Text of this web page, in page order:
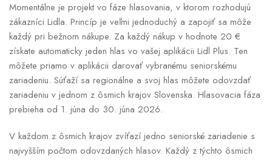
Momentálne je projekt vo fáze hlasovania, v ktorom rozhodujú
zákazníci Lidla. Princíp je veľmi jednoduchý a zapojiť sa môže
každý pri bežnom nákupe. Za každý nákup v hodnote 20 €
získate automaticky jeden hlas vo vašej aplikácii Lidl Plus. Ten
môžete priamo v aplikácii darovať vybranému seniorskému
zariadeniu. Súťaží sa regionálne a svoj hlas môžete odovzdať
zariadeniu v jednom z ôsmich krajov Slovenska. Hlasovacia fáza
prebieha od 1. júna do 30. júna 2026.
V každom z ôsmich krajov zvíťazí jedno seniorské zariadenie s
najvyšším počtom odovzdaných hlasov. Každý z týchto ôsmich